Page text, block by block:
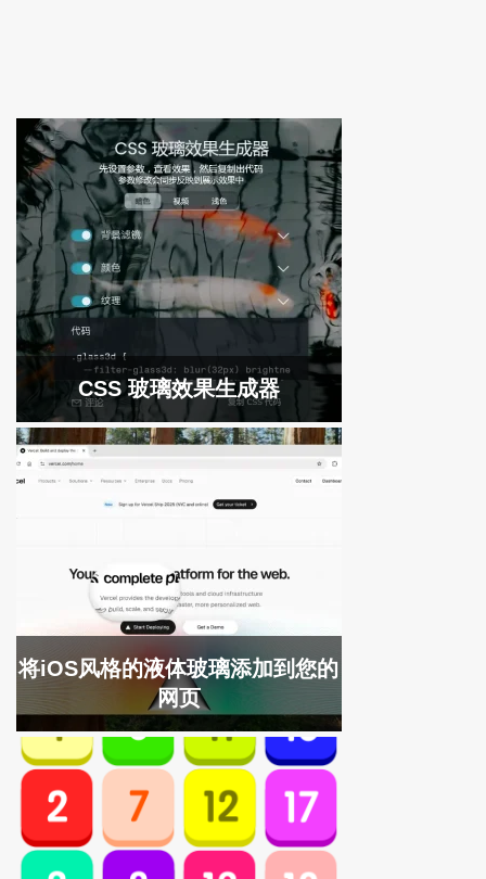
CSS 玻璃效果生成器
将iOS风格的液体玻璃添加到您的
网页